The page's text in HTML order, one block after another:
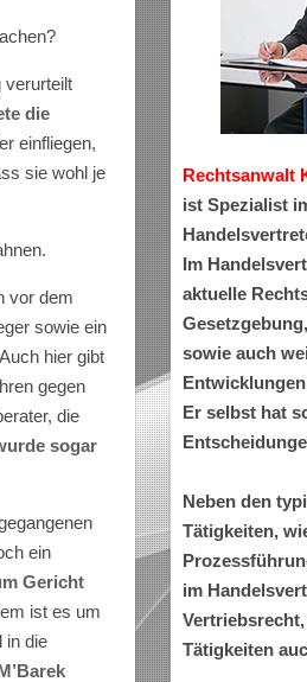
verurteilt
die
einfliegen,
sie wohl je
vor dem
sowie ein
hier gibt
gegen
die
sogar
ein
Gericht
ist es um
in die
Rechtsanwalt
ist Spezialist
Im
aktuelle
Gesetzgebung,
sowie auch
Er selbst hat
Neben den
Tätigkeiten,
im
Tätigkeiten